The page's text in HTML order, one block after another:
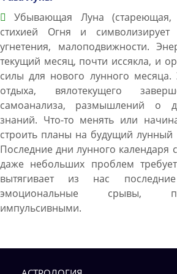
Убывающая Луна (стареющая,
стихией Огня и
угнетения, малоподвижности.
текущий месяц, почти иссякла, и
силы для нового лунного
отдыха, вялотекущего
самоанализа, размышлений о
знаний. Что-то менять или
строить планы на будущий
Последние дни лунного
даже небольших проблем
вытягивает из нас
эмоциональные срывы,
импульсивными.